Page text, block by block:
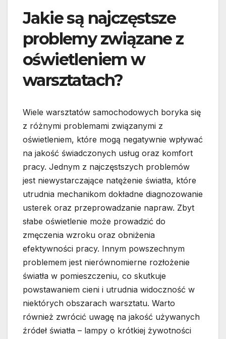
Jakie są najczęstsze
problemy związane z
oświetleniem w
warsztatach?
Wiele warsztatów samochodowych boryka się
z różnymi problemami związanymi z
oświetleniem, które mogą negatywnie wpływać
na jakość świadczonych usług oraz komfort
pracy. Jednym z najczęstszych problemów
jest niewystarczające natężenie światła, które
utrudnia mechanikom dokładne diagnozowanie
usterek oraz przeprowadzanie napraw. Zbyt
słabe oświetlenie może prowadzić do
zmęczenia wzroku oraz obniżenia
efektywności pracy. Innym powszechnym
problemem jest nierównomierne rozłożenie
światła w pomieszczeniu, co skutkuje
powstawaniem cieni i utrudnia widoczność w
niektórych obszarach warsztatu. Warto
również zwrócić uwagę na jakość używanych
źródeł światła – lampy o krótkiej żywotności